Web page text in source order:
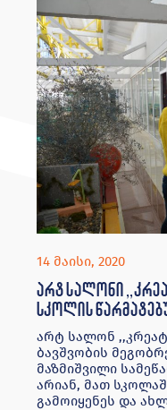
14 მაისი, 2020
არტ სალონი
სკოლის
არტ სალონ
ბავშვობის
მაზმიშვილი
არიან, მათ
გამოიყენეს და